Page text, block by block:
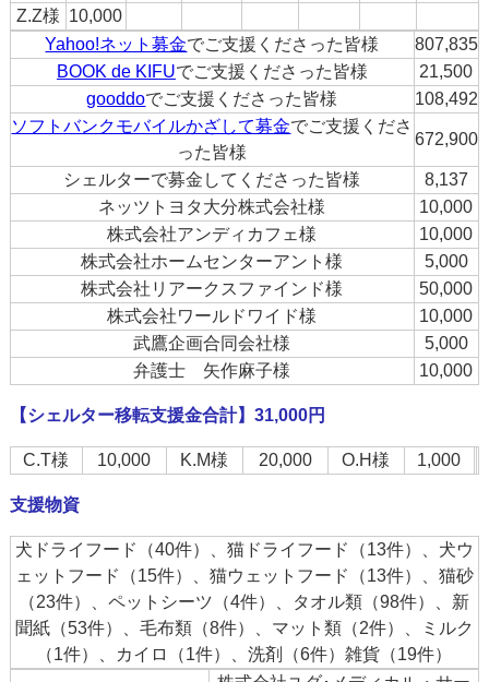
Z.Z様 10,000
Yahoo!ネット募金でご支援くださった皆様
807,835
BOOK de KIFUでご支援くださった皆様
21,500
gooddoでご支援くださった皆様
108,492
ソフトバンクモバイルかざして募金でご支援くださ
った皆様
672,900
シェルターで募金してくださった皆様
8,137
ネッツトヨタ大分株式会社様
10,000
株式会社アンディカフェ様
10,000
株式会社ホームセンターアント様
5,000
株式会社リアークスファインド様
50,000
株式会社ワールドワイド様
10,000
武鷹企画合同会社様
5,000
弁護士 矢作麻子様
10,000
【シェルター移転支援金合計】31,000円
C.T様 10,000 K.M様 20,000 O.H様 1,000
支援物資
犬ドライフード（40件）、猫ドライフード（13件）、犬ウ
ェットフード（15件）、猫ウェットフード（13件）、猫砂
（23件）、ペットシーツ（4件）、タオル類（98件）、新
聞紙（53件）、毛布類（8件）、マット類（2件）、ミルク
（1件）、カイロ（1件）、洗剤（6件）雑貨（19件）